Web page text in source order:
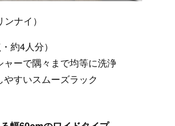
ナイ）
約4人分）
ャーで隅々まで均等に洗浄
すいスムーズラック